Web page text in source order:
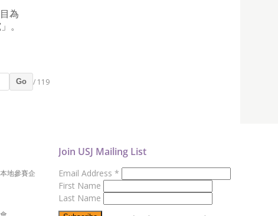
為
。
Go / 119
地參賽企
Join USJ Mailing List
Email Address *
First Name
Last Name